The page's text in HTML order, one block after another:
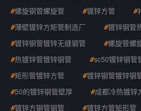
#螺旋钢管螺旋管 #镀锌方管 #
#薄壁镀锌方矩管制造厂 #镀锌钢管
#镀锌钢管镀锌无缝钢管 #螺旋管螺
#热镀锌管镀锌钢管 #sc50镀锌钢管
#矩形管镀锌方管 #镀锌钢管镀锌钢
#50的镀锌钢管壁厚 #成都冷热镀锌
#镀锌方钢管钢管 #镀锌方管矩形管